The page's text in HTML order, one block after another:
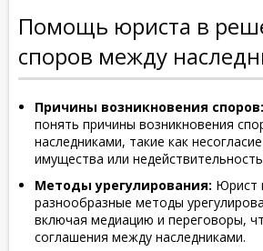
Помощь юриста в
споров между
Причины возникновения споров:
понять причины возникновения
наследниками, такие как
имущества или
Методы урегулирования: Юрист
разнообразные методы
включая медиацию и переговоры,
соглашения между наследниками.